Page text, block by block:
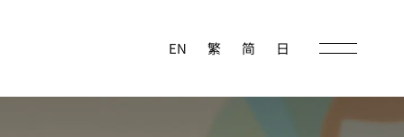
EN 繁 简 日